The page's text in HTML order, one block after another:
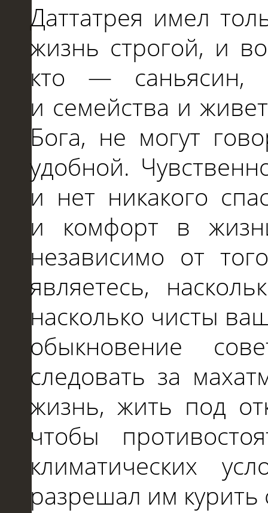
Даттатрея имел
жизнь строгой, и
кто — саньясин,
и семейства и
Бога, не могут
удобной.
и нет никакого
и комфорт в
независимо от
являетесь,
насколько чисты
обыкновение
следовать за
жизнь, жить под
чтобы
климатических
разрешал им курить